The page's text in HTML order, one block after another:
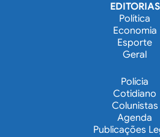
EDITORIAS
Política
Economia
Esporte
Geral
Polícia
Cotidiano
Colunistas
Agenda
Publicações